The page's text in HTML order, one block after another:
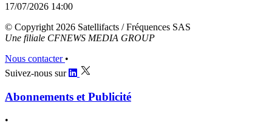
17/07/2026 14:00
© Copyright 2026 Satellifacts / Fréquences SAS
Une filiale CFNEWS MEDIA GROUP
Nous contacter •
Suivez-nous sur
Abonnements et Publicité
•